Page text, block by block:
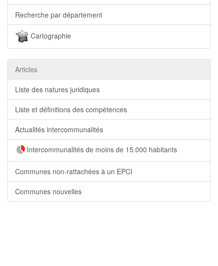
Recherche par département
Cartographie
Articles
Liste des natures juridiques
Liste et définitions des compétences
Actualités intercommunalités
Intercommunalités de moins de 15.000 habitants
Communes non-rattachées à un EPCI
Communes nouvelles